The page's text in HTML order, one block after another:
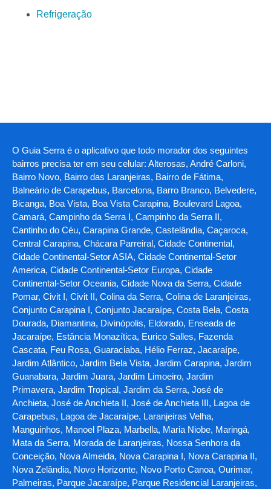
Refrigeração
O Guia Serra é o aplicativo que todo morador dos seguintes
bairros precisa ter em seu celular: Alterosas, André Carloni,
Bairro Novo, Bairro das Laranjeiras, Bairro de Fátima,
Balneário de Carapebus, Barcelona, Barro Branco, Belvedere,
Bicanga, Boa Vista, Boa Vista Carapina, Boulevard Lagoa,
Camará, Campinho da Serra I, Campinho da Serra II,
Cantinho do Céu, Carapina Grande, Castelândia, Caçaroca,
Central Carapina, Chácara Parreiral, Cidade Continental,
Cidade Continental-Setor ASIA, Cidade Continental-Setor
America, Cidade Continental-Setor Europa, Cidade
Continental-Setor Oceania, Cidade Nova da Serra, Cidade
Pomar, Civit I, Civit II, Colina da Serra, Colina de Laranjeiras,
Conjunto Carapina I, Conjunto Jacaraípe, Costa Bela, Costa
Dourada, Diamantina, Divinópolis, Eldorado, Enseada de
Jacaraípe, Estância Monazítica, Eurico Salles, Fazenda
Cascata, Feu Rosa, Guaraciaba, Hélio Ferraz, Jacaraípe,
Jardim Atlântico, Jardim Bela Vista, Jardim Carapina, Jardim
Guanabara, Jardim Juara, Jardim Limoeiro, Jardim
Primavera, Jardim Tropical, Jardim da Serra, José de
Anchieta, José de Anchieta II, José de Anchieta III, Lagoa de
Carapebus, Lagoa de Jacaraípe, Laranjeiras Velha,
Manguinhos, Manoel Plaza, Marbella, Maria Niobe, Maringá,
Mata da Serra, Morada de Laranjeiras, Nossa Senhora da
Conceição, Nova Almeida, Nova Carapina I, Nova Carapina II,
Nova Zelândia, Novo Horizonte, Novo Porto Canoa, Ourimar,
Palmeiras, Parque Jacaraípe, Parque Residencial Laranjeiras,